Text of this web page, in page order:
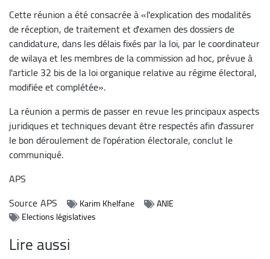
Cette réunion a été consacrée à «l'explication des modalités
de réception, de traitement et d'examen des dossiers de
candidature, dans les délais fixés par la loi, par le coordinateur
de wilaya et les membres de la commission ad hoc, prévue à
l'article 32 bis de la loi organique relative au régime électoral,
modifiée et complétée».
La réunion a permis de passer en revue les principaux aspects
juridiques et techniques devant être respectés afin d'assurer
le bon déroulement de l'opération électorale, conclut le
communiqué.
APS
SourceAPS Karim Khelfane
ANIE
Elections législatives
Lire aussi